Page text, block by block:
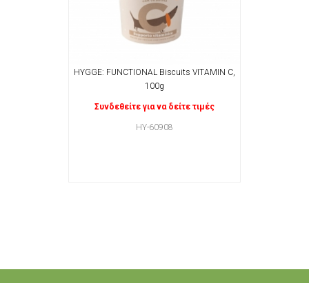
HYGGE: FUNCTIONAL Biscuits VITAMIN C,
100g
Συνδεθείτε για να δείτε τιμές
HY-60908